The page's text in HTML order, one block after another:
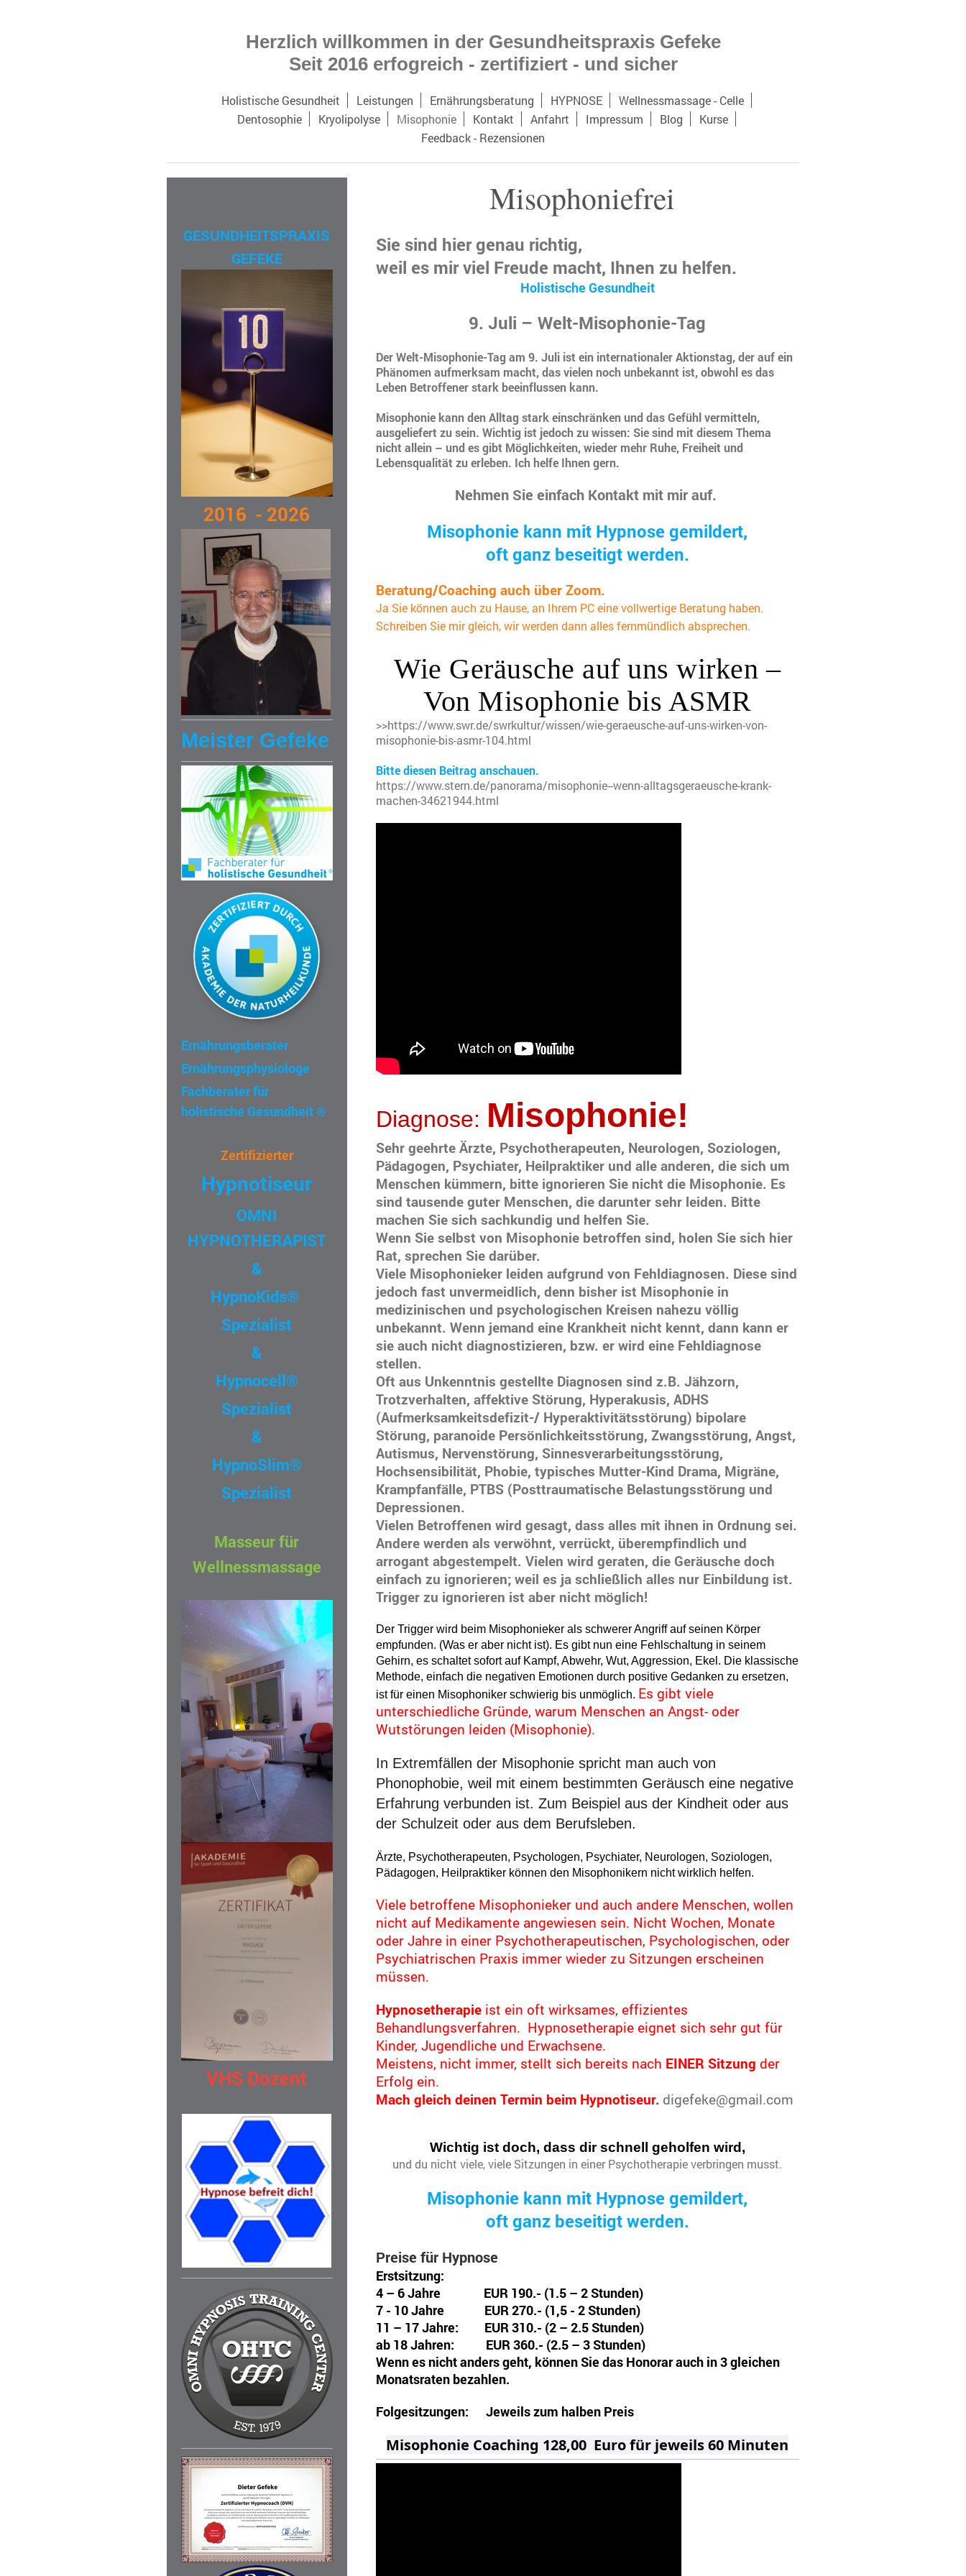
Herzlich willkommen in der Gesundheitspraxis Gefeke
Seit 2016 erfogreich - zertifiziert - und sicher
Holistische Gesundheit Leistungen Ernährungsberatung HYPNOSE
Wellnessmassage - Celle
Dentosophie
Kryolipolyse Misophonie Kontakt Anfahrt Impressum Blog
Kurse
Feedback - Rezensionen
Misophoniefrei
Sie sind hier genau richtig,
weil es mir viel Freude macht, Ihnen zu helfen.
Holistische Gesundheit
9. Juli – Welt-Misophonie-Tag
Der Welt-Misophonie-Tag am 9. Juli ist ein internationaler Aktionstag, der auf ein
Phänomen aufmerksam macht, das vielen noch unbekannt ist, obwohl es das
Leben Betroffener stark beeinflussen kann.
Misophonie kann den Alltag stark einschränken und das Gefühl vermitteln,
ausgeliefert zu sein. Wichtig ist jedoch zu wissen: Sie sind mit diesem Thema
nicht allein – und es gibt Möglichkeiten, wieder mehr Ruhe, Freiheit und
Lebensqualität zu erleben. Ich helfe Ihnen gern.
Nehmen Sie einfach Kontakt mit mir auf.
Misophonie kann mit Hypnose gemildert,
oft ganz beseitigt werden.
Beratung/Coaching auch über Zoom.
Ja Sie können auch zu Hause, an Ihrem PC eine vollwertige Beratung haben.
Schreiben Sie mir gleich, wir werden dann alles fernmündlich absprechen.
Wie Geräusche auf uns wirken –
Von Misophonie bis ASMR
>>https://www.swr.de/swrkultur/wissen/wie-geraeusche-auf-uns-wirken-von-
misophonie-bis-asmr-104.html
Bitte diesen Beitrag anschauen.
https://www.stern.de/panorama/misophonie--wenn-alltagsgeraeusche-krank-
machen-34621944.html
Diagnose: Misophonie!
Sehr geehrte Ärzte, Psychotherapeuten, Neurologen, Soziologen,
Pädagogen, Psychiater, Heilpraktiker und alle anderen, die sich um
Menschen kümmern, bitte ignorieren Sie nicht die Misophonie. Es
sind tausende guter Menschen, die darunter sehr leiden. Bitte
machen Sie sich sachkundig und helfen Sie.
Wenn Sie selbst von Misophonie betroffen sind, holen Sie sich hier
Rat, sprechen Sie darüber.
Viele Misophonieker leiden aufgrund von Fehldiagnosen. Diese sind
jedoch fast unvermeidlich, denn bisher ist Misophonie in
medizinischen und psychologischen Kreisen nahezu völlig
unbekannt. Wenn jemand eine Krankheit nicht kennt, dann kann er
sie auch nicht diagnostizieren, bzw. er wird eine Fehldiagnose
stellen.
Oft aus Unkenntnis gestellte Diagnosen sind z.B. Jähzorn,
Trotzverhalten, affektive Störung, Hyperakusis, ADHS
(Aufmerksamkeitsdefizit-/ Hyperaktivitätsstörung) bipolare
Störung, paranoide Persönlichkeitsstörung, Zwangsstörung, Angst,
Autismus, Nervenstörung, Sinnesverarbeitungsstörung,
Hochsensibilität, Phobie, typisches Mutter-Kind Drama, Migräne,
Krampfanfälle, PTBS (Posttraumatische Belastungsstörung und
Depressionen.
Vielen Betroffenen wird gesagt, dass alles mit ihnen in Ordnung sei.
Andere werden als verwöhnt, verrückt, überempfindlich und
arrogant abgestempelt. Vielen wird geraten, die Geräusche doch
einfach zu ignorieren; weil es ja schließlich alles nur Einbildung ist.
Trigger zu ignorieren ist aber nicht möglich!
Der Trigger wird beim Misophonieker als schwerer Angriff auf seinen Körper
empfunden. (Was er aber nicht ist). Es gibt nun eine Fehlschaltung in seinem
Gehirn, es schaltet sofort auf Kampf, Abwehr, Wut, Aggression, Ekel. Die klassische
Methode, einfach die negativen Emotionen durch positive Gedanken zu ersetzen,
ist für einen Misophoniker schwierig bis unmöglich. Es gibt viele
unterschiedliche Gründe, warum Menschen an Angst- oder
Wutstörungen leiden (Misophonie).
In Extremfällen der Misophonie spricht man auch von
Phonophobie, weil mit einem bestimmten Geräusch eine negative
Erfahrung verbunden ist. Zum Beispiel aus der Kindheit oder aus
der Schulzeit oder aus dem Berufsleben.
Ärzte, Psychotherapeuten, Psychologen, Psychiater, Neurologen, Soziologen,
Pädagogen, Heilpraktiker können den Misophonikern nicht wirklich helfen.
Viele betroffene Misophonieker und auch andere Menschen, wollen
nicht auf Medikamente angewiesen sein. Nicht Wochen, Monate
oder Jahre in einer Psychotherapeutischen, Psychologischen, oder
Psychiatrischen Praxis immer wieder zu Sitzungen erscheinen
müssen.
Hypnosetherapieist ein oft wirksames, effizientes
Behandlungsverfahren. Hypnosetherapie eignet sich sehr gut für
Kinder, Jugendliche und Erwachsene.
Meistens, nicht immer, stellt sich bereits nach EINER Sitzung der
Erfolg ein.
Mach gleich deinen Termin beim Hypnotiseur. digefeke@gmail.com
Wichtig ist doch, dass dir schnell geholfen wird,
und du nicht viele, viele Sitzungen in einer Psychotherapie verbringen musst.
Misophonie kann mit Hypnose gemildert,
oft ganz beseitigt werden.
Preise für Hypnose
Erstsitzung:
4 – 6 Jahre EUR 190.- (1.5 – 2 Stunden)
7 - 10 Jahre EUR 270.- (1,5 - 2 Stunden)
11 – 17 Jahre: EUR 310.- (2 – 2.5 Stunden)
ab 18 Jahren: EUR 360.- (2.5 – 3 Stunden)
Wenn es nicht anders geht, können Sie das Honorar auch in 3 gleichen
Monatsraten bezahlen.
Folgesitzungen: Jeweils zum halben Preis
Misophonie Coaching 128,00 Euro für jeweils 60 Minuten
GESUNDHEITSPRAXIS
GEFEKE
2016 - 2026
Meister Gefeke
Ernährungsberater
Ernährungsphysiologe
Fachberater für
holistische Gesundheit®
Zertifizierter
Hypnotiseur
OMNI
HYPNOTHERAPIST
&
HypnoKids®
Spezialist
&
Hypnocell®
Spezialist
&
HypnoSlim®
Spezialist
Masseur für
Wellnessmassage
VHS Dozent